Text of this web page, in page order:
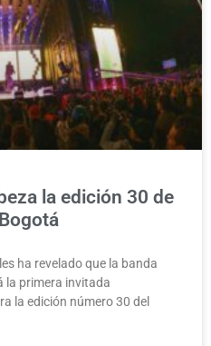
la edición 30 de
ha revelado que la banda
la primera invitada
la edición número 30 del